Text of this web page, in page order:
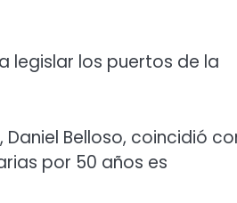
legislar los puertos de la
Belloso, coincidió
por 50 años es